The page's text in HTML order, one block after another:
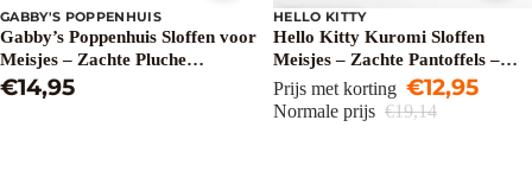
GABBY'S POPPENHUIS
Gabby’s Poppenhuis Sloffen voor
Meisjes – Zachte Pluche
Instapsloffen met Gabby &
Kattenvriendjes
€14,95
Uitverkoop
HELLO KITTY
Hello Kitty Kuromi Sloffen
Meisjes – Zachte Pantoffels –
Officieel Sanrio
Prijs met korting €12,95
Normale prijs €19,14